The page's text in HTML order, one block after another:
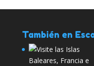
También en